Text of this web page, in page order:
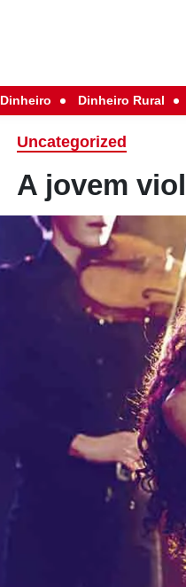
Dinheiro Dinheiro Rural
Uncategorized
A jovem